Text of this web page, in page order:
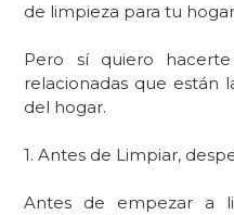
de limpieza para tu
Pero sí quiero
relacionadas que están
del hogar.
1. Antes de Limpiar,
Antes de empezar a